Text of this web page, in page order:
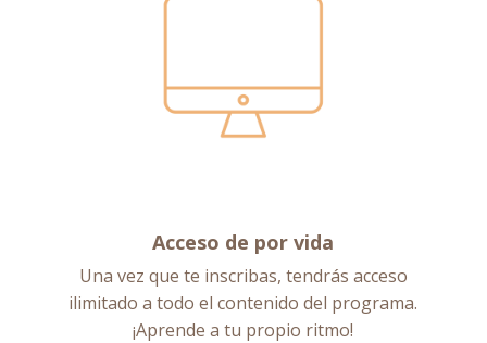
Acceso de por vida
Una vez que te inscribas, tendrás acceso
ilimitado a todo el contenido del programa.
¡Aprende a tu propio ritmo!